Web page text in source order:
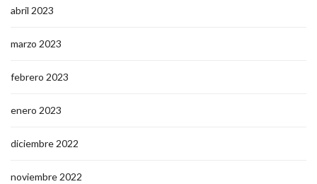
abril 2023
marzo 2023
febrero 2023
enero 2023
diciembre 2022
noviembre 2022